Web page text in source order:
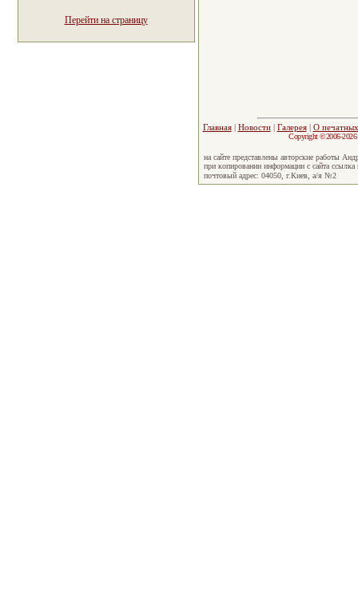
Перейти на страницу
Главная| Новости| Галерея| О
Copyright ©2006-2026
на сайте представлены авторские работы
при копировании информации с сайта ссылка
почтовый адрес: 04050, г.Киев, а/я №2